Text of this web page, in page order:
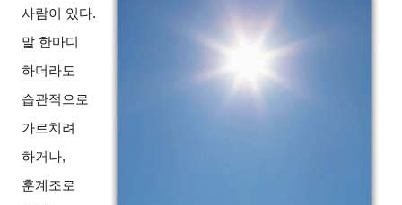
사람이 있다.
말 한마디
하더라도
습관적으로
가르치려
하거나,
훈계조로